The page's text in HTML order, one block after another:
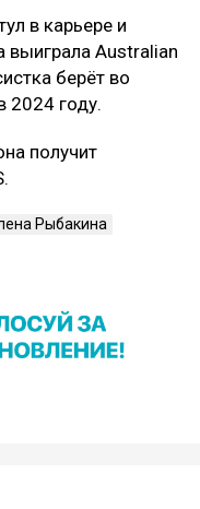
в карьере и
выиграла Australian
берёт во
2024 году.
получит
Рыбакина